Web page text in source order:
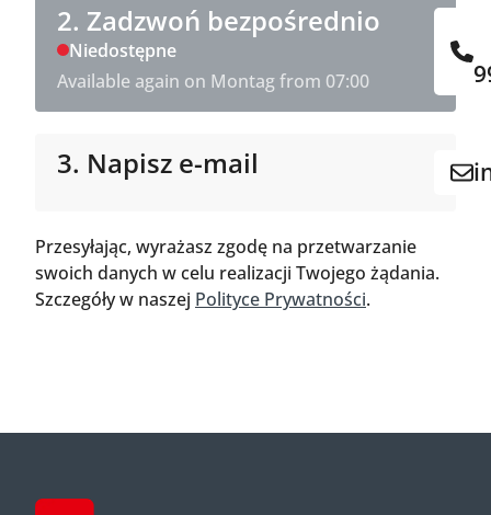
2. Zadzwoń bezpośrednio
Niedostępne
Available again on Montag from 07:00
3. Napisz e-mail
Przesyłając, wyrażasz zgodę na przetwarzanie
swoich danych w celu realizacji Twojego żądania.
Szczegóły w naszej Polityce Prywatności.